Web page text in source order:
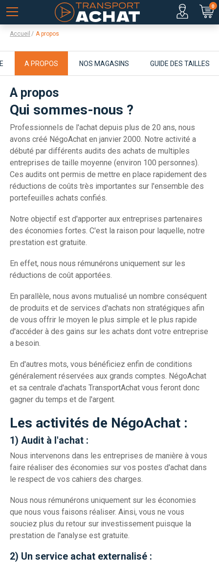
Accueil A propos
A PROPOS NOS MAGASINS GUIDE DES TAILLES
A propos
Qui sommes-nous ?
Professionnels de l'achat depuis plus de 20 ans, nous
avons créé NégoAchat en janvier 2000. Notre activité a
débuté par différents audits des achats de multiples
entreprises de taille moyenne (environ 100 personnes).
Ces audits ont permis de mettre en place rapidement des
réductions de coûts très importantes sur l'ensemble des
portefeuilles achats confiés.
Notre objectif est d'apporter aux entreprises partenaires
des économies fortes. C'est la raison pour laquelle, notre
prestation est gratuite.
En effet, nous nous rémunérons uniquement sur les
réductions de coût apportées.
En parallèle, nous avons mutualisé un nombre conséquent
de produits et de services d'achats non stratégiques afin
de vous offrir le moyen le plus simple et le plus rapide
d'accéder à des gains sur les achats dont votre entreprise
a besoin.
En d'autres mots, vous bénéficiez enfin de conditions
généralement réservées aux grands comptes. NégoAchat
et sa centrale d'achats TransportAchat vous feront donc
gagner du temps et de l'argent.
Les activités de NégoAchat :
1) Audit à l'achat :
Nous intervenons dans les entreprises de manière à vous
faire réaliser des économies sur vos postes d'achat dans
le respect de vos cahiers des charges.
Nous nous rémunérons uniquement sur les économies
que nous vous faisons réaliser. Ainsi, vous ne vous
souciez plus du retour sur investissement puisque la
prestation de l'analyse est gratuite.
2) Un service achat externalisé :
0